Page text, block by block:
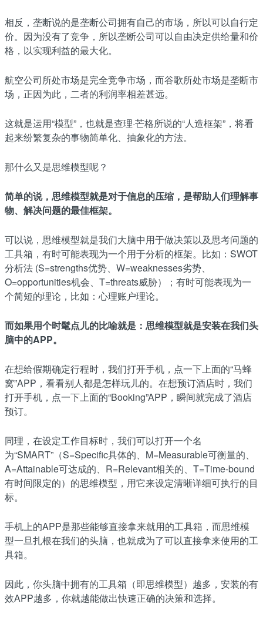
相反，垄断说的是垄断公司拥有自己的市场，所以可以自行定
价。因为没有了竞争，所以垄断公司可以自由决定供给量和价
格，以实现利益的最大化。
航空公司所处市场是完全竞争市场，而谷歌所处市场是垄断市
场，正因为此，二者的利润率相差甚远。
这就是运用“模型”，也就是查理·芒格所说的“人造框架”，将看
起来纷繁复杂的事物简单化、抽象化的方法。
那什么又是思维模型呢？
简单的说，思维模型就是对于信息的压缩，是帮助人们理解事
物、解决问题的最佳框架。
可以说，思维模型就是我们大脑中用于做决策以及思考问题的
工具箱，有时可能表现为一个用于分析的框架。比如：SWOT
分析法 (S=strengths优势、W=weaknesses劣势、
O=opportunities机会、T=threats威胁）；有时可能表现为一
个简短的理论，比如：心理账户理论。
而如果用个时髦点儿的比喻就是：思维模型就是安装在我们头
脑中的APP。
在想给假期确定行程时，我们打开手机，点一下上面的“马蜂
窝”APP，看看别人都是怎样玩儿的。在想预订酒店时，我们
打开手机，点一下上面的“Booking”APP，瞬间就完成了酒店
预订。
同理，在设定工作目标时，我们可以打开一个名
为“SMART”（S=Specific具体的、M=Measurable可衡量的、
A=Attainable可达成的、R=Relevant相关的、T=Time-bound
有时间限定的）的思维模型，用它来设定清晰详细可执行的目
标。
手机上的APP是那些能够直接拿来就用的工具箱，而思维模
型一旦扎根在我们的头脑，也就成为了可以直接拿来使用的工
具箱。
因此，你头脑中拥有的工具箱（即思维模型）越多，安装的有
效APP越多，你就越能做出快速正确的决策和选择。